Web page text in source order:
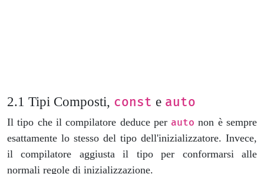
Tipi Composti, const e auto
Il tipo che il compilatore deduce per auto non è sempre
esattamente lo stesso del tipo dell'inizializzatore. Invece,
il compilatore aggiusta il tipo per conformarsi alle
normali regole di inizializzazione.